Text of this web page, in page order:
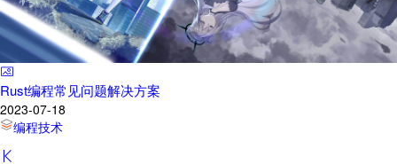
Rust编程常见问题解决方案
2023-07-18
编程技术